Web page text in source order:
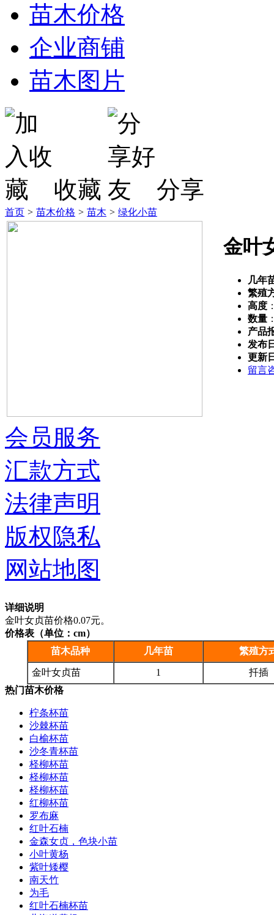
苗木价格
企业商铺
苗木图片
收藏 分享
首页 > 苗木价格 > 苗木 > 绿化小苗
金叶
几年
繁殖
高度
数量
产品
发布
更新
留言
详细说明
金叶女贞苗价格0.07元。
价格表（单位：cm）
苗木品种
几年苗 繁殖方
金叶女贞苗 1
扦插
热门苗木价格
柠条杯苗
沙棘杯苗
白榆杯苗
沙冬青杯苗
柽柳杯苗
柽柳杯苗
柽柳杯苗
红柳杯苗
罗布麻
红叶石楠
金森女贞，色块小苗
小叶黄杨
紫叶矮樱
南天竹
为毛
红叶石楠杯苗
会员服务
汇款方式
法律声明
版权隐私
网站地图